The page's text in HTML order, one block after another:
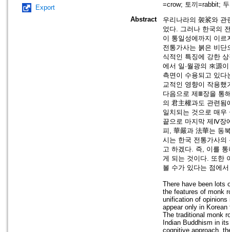
Export
=crow; 토끼=rabbit;
Abstract
우리나라의 袈裟와
었다. 그러나 한국의
이 통일성에까지 이
전통가사는 붉은 비
식적인 특징에 강한
에서 일·월광의 來源
측면이 수용되고 있
교적인 영향이 작용했
다음으로 제Ⅲ장을 통
의 君主權과도 관련
일치되는 것으로 매우
끝으로 마지막 제Ⅳ장
피, 華嚴과 法華는 동
시는 한국 전통가사의
고 하겠다. 즉, 이를
게 되는 것이다. 또한
볼 수가 있다는 점에
There have been lots
the features of monk
unification of
appear only in
The traditional monk
Indian Buddhism in
cognitive approach,